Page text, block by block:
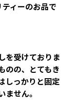
ィーのお品で
を受けておりま
のの、とてもき
しっかりと固定
ません。